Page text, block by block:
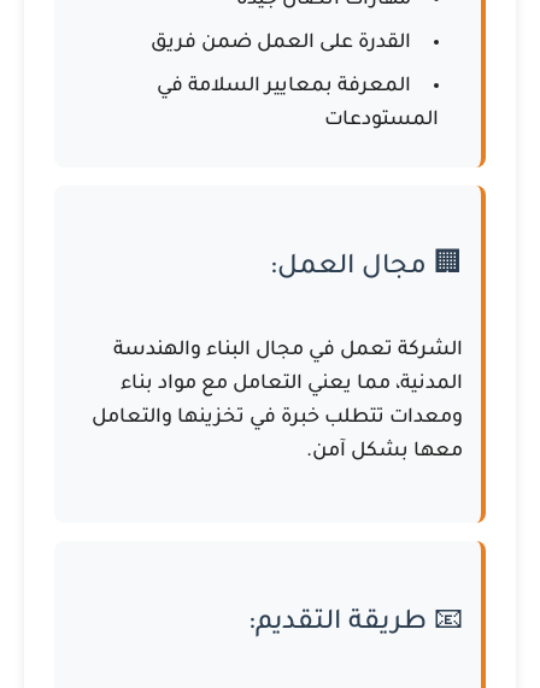
القدرة على العمل ضمن فريق
المعرفة بمعايير السلامة في
المستودعات
🏢 مجال العمل:
الشركة تعمل في مجال البناء والهندسة
المدنية، مما يعني التعامل مع مواد بناء
ومعدات تتطلب خبرة في تخزينها والتعامل
معها بشكل آمن.
📧 طريقة التقديم: